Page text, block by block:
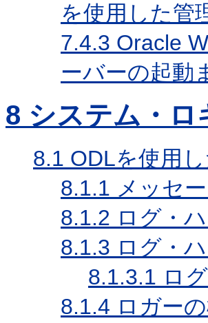
を使用した管
7.4.3 Oracle
ーバーの起動
8 システム・ロ
8.1 ODLを使用
8.1.1 メッセ
8.1.2 ログ・
8.1.3 ログ・
8.1.3.1 ロ
8.1.4 ロガー